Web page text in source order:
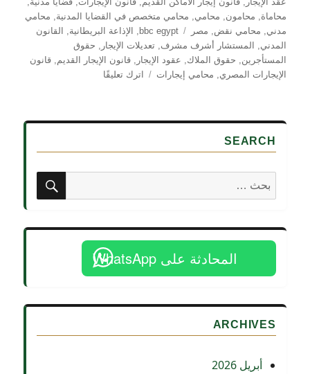
محاماة, محامون, محامي, محامي متخصص في القضايا المدنية, محامي
مدني, محامي نقض, مصر الوسوم
bbc egypt
, الإذاعة البريطانية,
القانون
المدني, المستشار أشرف مشرف,تعديلات الإيجار , حقوق
المستأجرين, حقوق الملاك, عقود الإيجار ,قانون الإيجار القديم,قانون
الإيجارات المصري, محامي إيجارات اترك تعليقًا
قانونية
في
لقاء
إذاعي
BBC
SEARCH
البحث
عن:
بحث
المحادثة على WhatsApp
ARCHIVES
أبريل 2026